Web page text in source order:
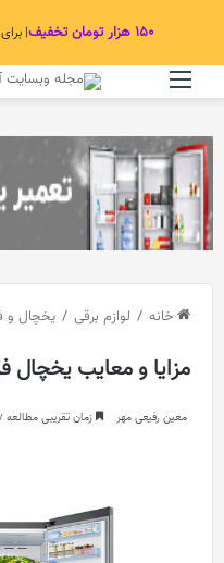
۱۵۰ هزار تومان تخفیف |
خانه / لوازم برقی / یخچال و
مزایا و معایب یخچال
معین رفیعی مهر زمان تقریبی مطالعه 7 دقیقه